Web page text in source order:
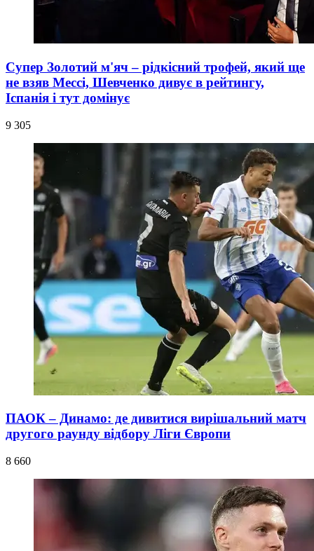
Супер Золотий м'яч – рідкісний трофей, який ще
не взяв Мессі, Шевченко дивує в рейтингу,
Іспанія і тут домінує
9 305
ПАОК – Динамо: де дивитися вирішальний матч
другого раунду відбору Ліги Європи
8 660